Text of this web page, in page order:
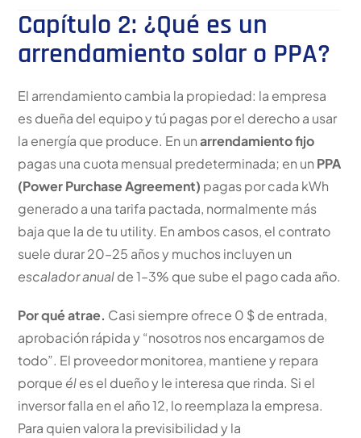
Capítulo 2: ¿Qué es un
arrendamiento solar o PPA?
El arrendamiento cambia la propiedad: la empresa
es dueña del equipo y tú pagas por el derecho a usar
la energía que produce. En unarrendamiento fijo
pagas una cuota mensual predeterminada; en un PPA
(Power Purchase Agreement) pagas por cada kWh
generado a una tarifa pactada, normalmente más
baja que la de tu utility. En ambos casos, el contrato
suele durar 20–25 años y muchos incluyen un
escalador anualde 1–3% que sube el pago cada año.
Por qué atrae. Casi siempre ofrece 0 $ de entrada,
aprobación rápida y “nosotros nos encargamos de
todo”. El proveedor monitorea, mantiene y repara
porque éles el dueño y le interesa que rinda. Si el
inversor falla en el año 12, lo reemplaza la empresa.
Para quien valora la previsibilidad y la